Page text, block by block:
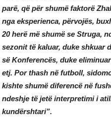
parë, që për shumë faktorë
nga eksperienca, përvojës,
20 herë më shumë se Struga,
sezonit të kaluar, duke shkuar
së Konferencës, duke
etj. Por thash në futboll,
kishte shumë diferencë në
ndeshje të jetë interpretimi i
kundërshtari”.